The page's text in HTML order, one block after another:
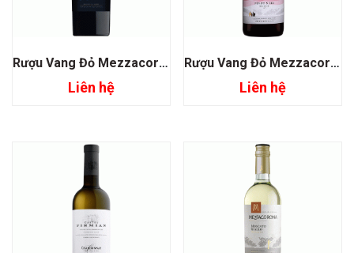
Rượu Vang Đỏ Mezzacorona Dinotte
Liên hệ
Rượu Vang Đỏ Mezzacorona Pinot Noir
Liên hệ